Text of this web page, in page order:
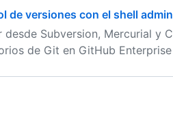
de versiones con el shell
Subversion, Mercurial y
de Git en GitHub Enterprise